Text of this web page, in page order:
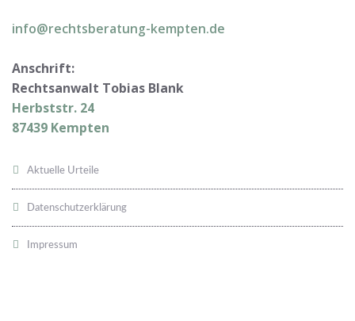
info@rechtsberatung-kempten.de
Anschrift:
Rechtsanwalt Tobias Blank
Herbststr. 24
87439 Kempten
Aktuelle Urteile
Datenschutzerklärung
Impressum